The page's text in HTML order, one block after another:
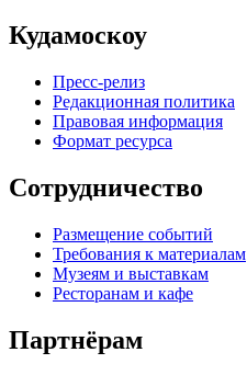
Кудамоскоу
Пресс-релиз
Редакционная политика
Правовая информация
Формат ресурса
Сотрудничество
Размещение событий
Требования к материалам
Музеям и выставкам
Ресторанам и кафе
Партнёрам